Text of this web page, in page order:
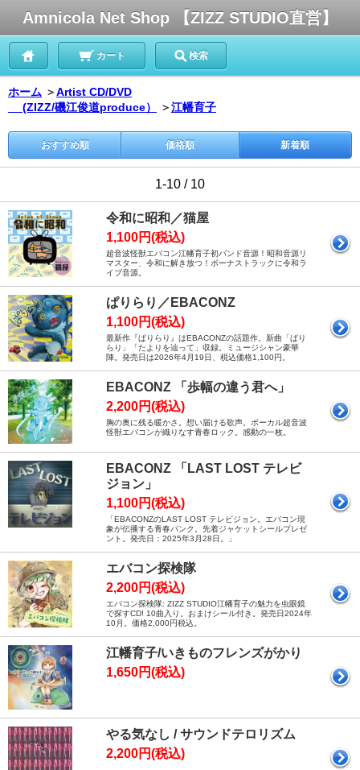
Amnicola Net Shop 【ZIZZ STUDIO直営】
カート 検索
ホーム ＞Artist CD/DVD
(ZIZZ/磯江俊道produce）
＞江幡育子
おすすめ順 価格順 新着順
1-10 / 10
令和に昭和／猫屋
1,100円(税込)
超音波怪獣エバコン江幡育子初バンド音源！昭和音源リ
マスター、令和に解き放つ！ボーナストラックに令和ラ
イブ音源。
ぱりらり／EBACONZ
1,100円(税込)
最新作『ぱりらり』はEBACONZの話題作。新曲「ぱり
らり」「たよりを辿って」収録。ミュージシャン豪華
陣。発売日は2026年4月19日、税込価格1,100円。
EBACONZ 「歩幅の違う君へ」
2,200円(税込)
胸の奥に残る暖かさ。想い届ける歌声。ボーカル超音波
怪獣エバコンが織りなす青春ロック。感動の一枚。
EBACONZ 「LAST LOST テレビ
ジョン」
1,100円(税込)
「EBACONZのLAST LOST テレビジョン。エバコン現
象が伝播する青春パンク。先着ジャケットシールプレゼ
ント。発売日：2025年3月28日。」
エバコン探検隊
2,200円(税込)
エバコン探検隊: ZIZZ STUDIO江幡育子の魅力を虫眼鏡
で探すCD! 10曲入り。おまけシール付き。発売日2024年
10月。価格2,000円税込。
江幡育子/いきものフレンズがかり
1,650円(税込)
やる気なし / サウンドテロリズム
2,200円(税込)